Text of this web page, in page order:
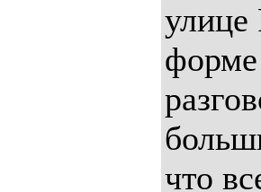
улице
что